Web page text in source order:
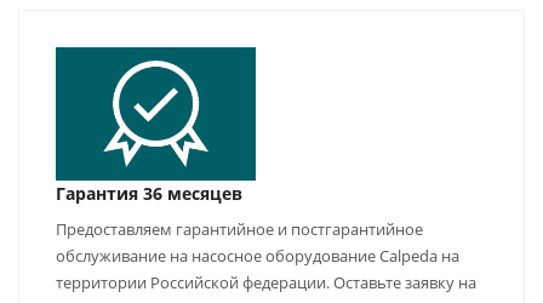
Гарантия 36 месяцев
Предоставляем гарантийное и постгарантийное
обслуживание на насосное оборудование Calpeda на
территории Российской федерации. Оставьте заявку на